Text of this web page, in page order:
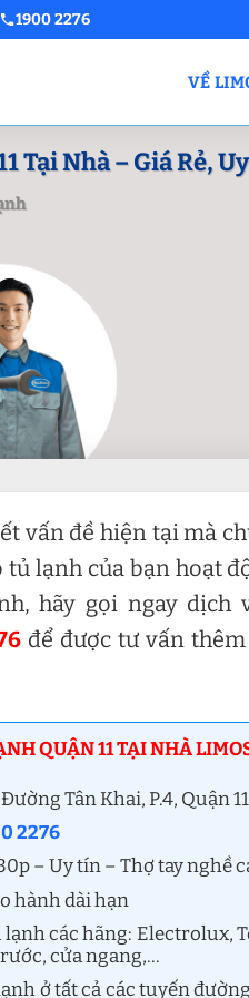
1900 2276
VỀ
Tại Nhà – Giá Rẻ,
vấn đề hiện tại mà
tủ lạnh của bạn hoạt
hãy gọi ngay dịch
để được tư vấn
QUẬN 11 TẠI NHÀ
Tân Khai, P.4, Quận
2276
– Uy tín – Thợ tay nghề
hành dài hạn
các hãng: Electrolux,
cửa ngang,…
ở tất cả các tuyến